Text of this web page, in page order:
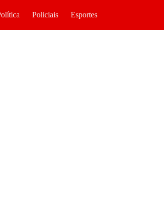
Policiais Esportes